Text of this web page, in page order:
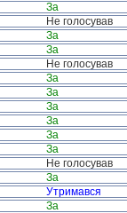
За
Не голосував
За
За
Не голосував
За
За
За
За
За
За
Не голосував
За
Утримався
За